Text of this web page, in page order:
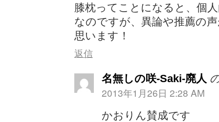
膝枕ってことになると、個
なのですが、異論や推薦の
思います！
返信
名無しの咲-Saki-廃人
2013年1月26日 2:28 AM
かおりん賛成です